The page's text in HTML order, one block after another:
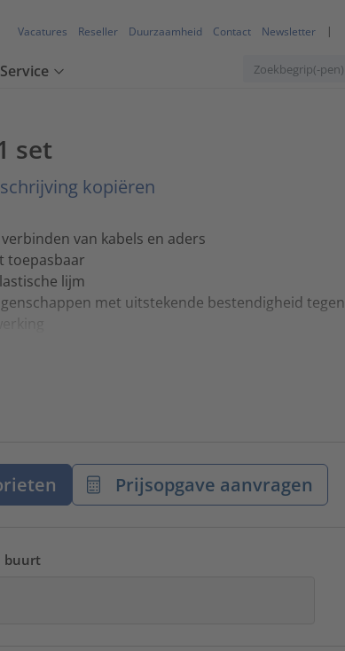
Vacatures Reseller Duurzaamheid Contact Newsletter
Service
set
kopiëren
van kabels en aders
toepasbaar
lijm
met uitstekende bestendigheid tegen
Prijsopgave aanvragen
buurt